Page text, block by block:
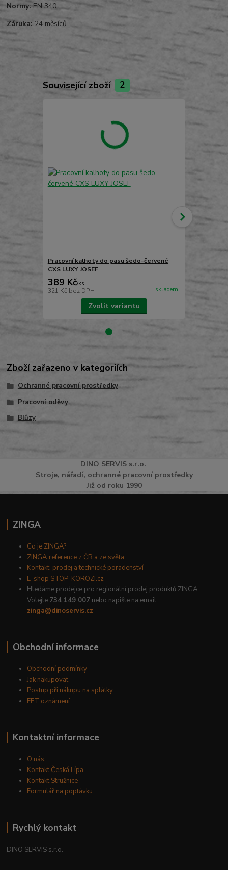
Normy: EN 340
Záruka: 24 měsíců
Související zboží 2
Pracovní kalhoty do pasu šedo-červené
CXS LUXY JOSEF
389 Kč/ks
321 Kč bez DPH skladem
Zvolit variantu
CXS LUXY
489 Kč
404 Kč
Zboží zařazeno v kategoriích
Ochranné pracovní prostředky
Pracovní oděvy
Blůzy
DINO SERVISs.r.o.
Stroje, nářadí, ochranné pracovní prostředky
Již od roku 1990
ZINGA
Co je ZINGA?
ZINGA reference z ČR a ze světa
Kontakt: prodej a technické poradenství
E-shop STOP-KOROZI.cz
Hledáme prodejce pro regionální prodej produktů ZINGA.
Volejte 734 149 007 nebo napište na email:
zinga@dinoservis.cz
Obchodní informace
Obchodní podmínky
Jak nakupovat
Postup při nákupu na splátky
EET oznámení
Kontaktní informace
O nás
Kontakt Česká Lípa
Kontakt Stružnice
Formulář na poptávku
Rychlý kontakt
DINO SERVIS s.r.o.